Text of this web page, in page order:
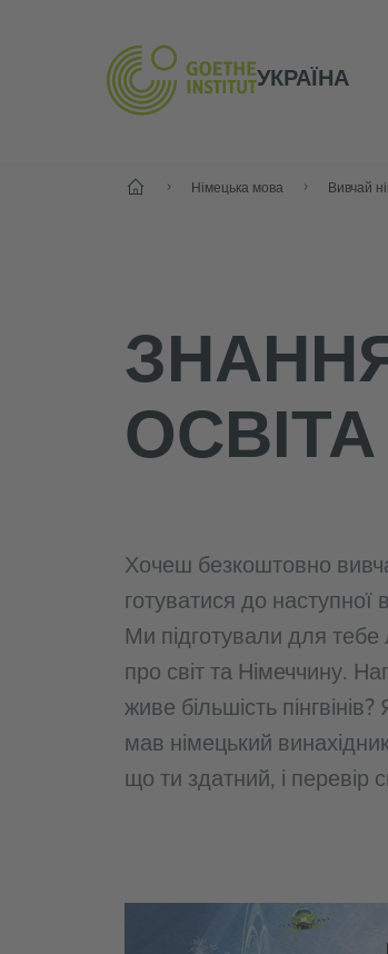
УКРАЇНА
Старт Німецька мова Вивчай
ОСВІТА
Хочеш безкоштовно
готуватися до наступної
Ми підготували для тебе
про світ та Німеччину.
живе більшість
мав німецький
що ти здатний, і перевір